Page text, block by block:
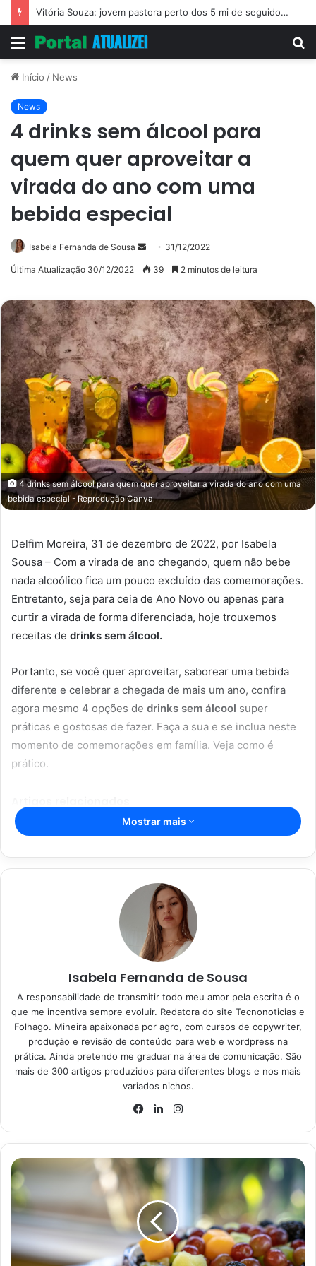
Vitória Souza: jovem pastora perto dos 5 mi de seguidores na web
Menu
Início / News
News
4 drinks sem álcool para
quem quer aproveitar a
virada do ano com uma
bebida especial
Isabela Fernanda de Sousa
Mande
um
31/12/2022
Última Atualização 30/12/2022 39 2 minutos de leitura
4 drinks sem álcool para quem quer aproveitar a virada do ano com uma
bebida especial - Reprodução Canva
Delfim Moreira, 31 de dezembro de 2022, por Isabela
Sousa – Com a virada de ano chegando, quem não bebe
nada alcoólico fica um pouco excluído das comemorações.
Entretanto, seja para ceia de Ano Novo ou apenas para
curtir a virada de forma diferenciada, hoje trouxemos
receitas de drinks sem álcool.
Portanto, se você quer aproveitar, saborear uma bebida
diferente e celebrar a chegada de mais um ano, confira
agora mesmo 4 opções de drinks sem álcool super
práticas e gostosas de fazer. Faça a sua e se inclua neste
momento de comemorações em família. Veja como é
prático.
dos 5 mi de seguidores na web
Açaí falsificado! Polícia fecha fábrica
em Várzea Grande
22/08/2024
Drinks para comemorar o Ano
Novo sem álcool
Aproveitar as festividades de fim de ano sem incluir álcool
pode ser uma ótima ideia, principalmente para quem não
todos os gostos e não vai deixar ninguém de fora da
comemoração.
Mostrar mais
Isabela Fernanda de Sousa
A responsabilidade de transmitir todo meu amor pela escrita é o
que me incentiva sempre evoluir. Redatora do site Tecnonoticias e
Folhago. Mineira apaixonada por agro, com cursos de copywriter,
produção e revisão de conteúdo para web e wordpress na
prática. Ainda pretendo me graduar na área de comunicação. São
mais de 300 artigos produzidos para diferentes blogs e nos mais
variados nichos.